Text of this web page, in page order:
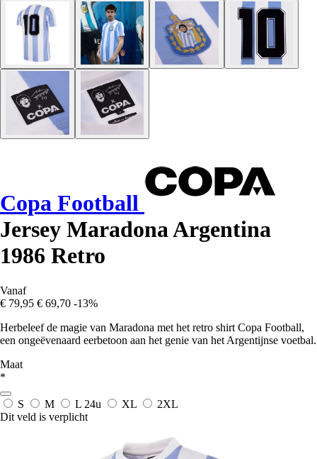
Copa Football
Jersey Maradona Argentina
1986 Retro
Vanaf
€ 79,95 € 69,70 -13%
Herbeleef de magie van Maradona met het retro shirt Copa Football,
een ongeëvenaard eerbetoon aan het genie van het Argentijnse voetbal.
Maat
*
S M L 24u XL
2XL
Dit veld is verplicht